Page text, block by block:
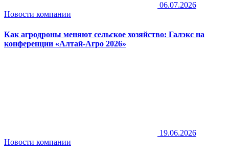
06.07.2026
Новости компании
Как агродроны меняют сельское хозяйство: Галэкс на
конференции «Алтай-Агро 2026»
19.06.2026
Новости компании